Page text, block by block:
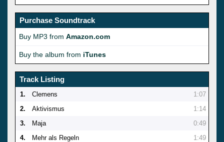
Purchase Soundtrack
Buy MP3 from Amazon.com
Buy the album from iTunes
Track Listing
1. Clemens
1:07
2.
Aktivismus
1:14
3.
Maja
0:49
4.
Mehr als Regeln
1:49